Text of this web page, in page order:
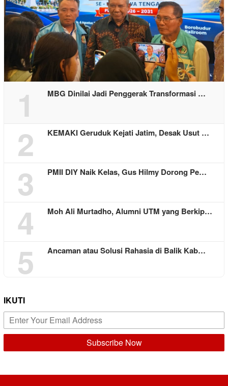
1 MBG Dinilai Jadi Penggerak Transformasi …
2 KEMAKI Geruduk Kejati Jatim, Desak Usut …
3 PMII DIY Naik Kelas, Gus Hilmy Dorong Pe…
4 Moh Ali Murtadho, Alumni UTM yang Berkip…
5 Ancaman atau Solusi Rahasia di Balik Kab…
IKUTI